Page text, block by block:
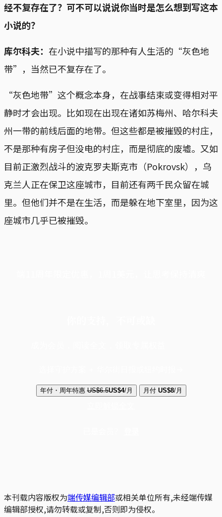
经不复存在了？可不可以说说你当时是怎么想到写这本
小说的？
库尔科夫： 在小说中描写的那种有人生活的“灰色地
带”，当然已不复存在了。
“灰色地带”这个概念本身，在战事结束或变得相对平
静时才会出现。比如现在出现在诸如苏梅州、哈尔科夫
州一带的前线后面的地带。但这些都是被摧毁的村庄，
不是那种有房子但没电的村庄，而是彻底的废墟。又如
目前正激烈战斗的波克罗夫斯克市（Pokrovsk），乌
克兰人正在保卫这座城市，目前还有两千民众留在城
里。但他们并不是在生活，而是躲在地下室里，因为这
座城市几乎已被摧毁。
年付・周年特惠 US$6.5US$4/月 月付 US$8/月
本刊载内容版权为端传媒编辑部或相关单位所有,未经端传媒
编辑部授权,请勿转载或复制,否则即为侵权。